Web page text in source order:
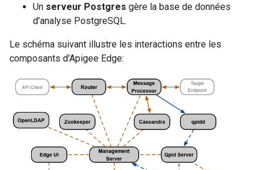
Un serveur Postgres gère la base de données
d'analyse PostgreSQL.
Le schéma suivant illustre les interactions entre les
composants d'Apigee Edge: